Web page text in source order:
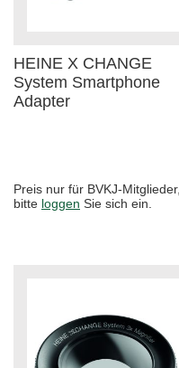
HEINE X CHANGE
System Smartphone
Adapter
Preis nur für BVKJ-Mitglieder,
bitte loggen Sie sich ein.